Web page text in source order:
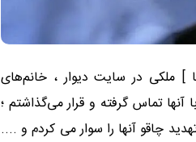
] ملکی در سایت دیوار ، خانم‌های
تماس گرفته و قرار می‌گذاشتم ؛
چاقو آنها را سوار می کردم و ....